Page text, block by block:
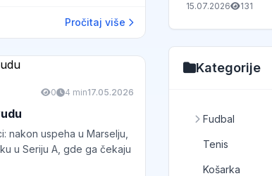
Pročitaj više
0 4 min17.05.2026
nakon uspeha u Marselju,
u Seriju A, gde ga čekaju
15.07.2026 131
Kategorije
Fudbal
Tenis
Košarka